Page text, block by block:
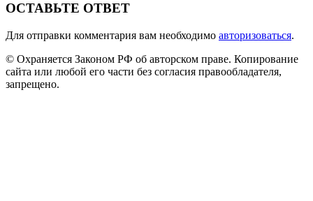
ОСТАВЬТЕ ОТВЕТ
Для отправки комментария вам необходимо авторизоваться.
© Охраняется Законом РФ об авторском праве. Копирование
сайта или любой его части без согласия правообладателя,
запрещено.